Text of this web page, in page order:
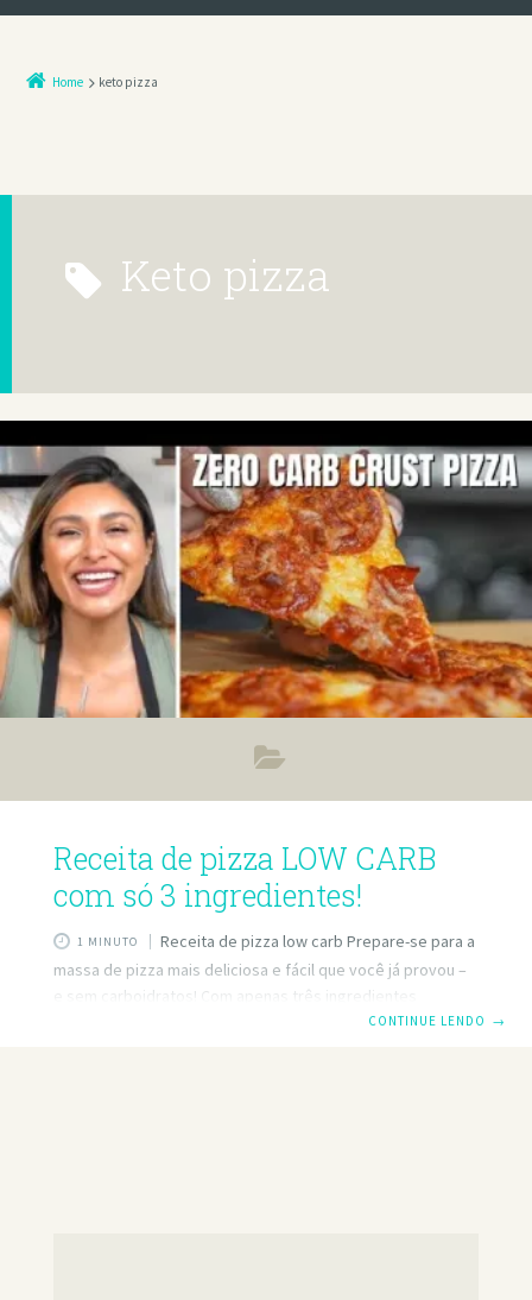
Home keto pizza
keto pizza
Receita de pizza LOW CARB
com só 3 ingredientes!
1 MINUTO
Receita de pizza low carb Prepare-se para a
massa de pizza mais deliciosa e fácil que você já provou –
e sem carboidratos! Com apenas três ingredientes
simples, você pode comer uma pizza saborosa eCONTINUE LENDO →